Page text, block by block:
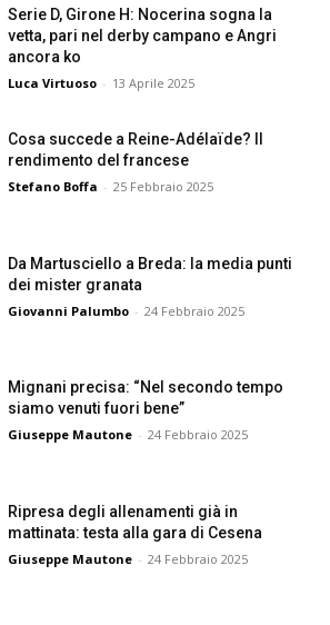
Serie D, Girone H: Nocerina sogna la
vetta, pari nel derby campano e Angri
ancora ko
Luca Virtuoso - 13 Aprile 2025
Cosa succede a Reine-Adélaïde? Il
rendimento del francese
Stefano Boffa - 25 Febbraio 2025
Da Martusciello a Breda: la media punti
dei mister granata
Giovanni Palumbo - 24 Febbraio 2025
Mignani precisa: “Nel secondo tempo
siamo venuti fuori bene”
Giuseppe Mautone - 24 Febbraio 2025
Ripresa degli allenamenti già in
mattinata: testa alla gara di Cesena
Giuseppe Mautone - 24 Febbraio 2025